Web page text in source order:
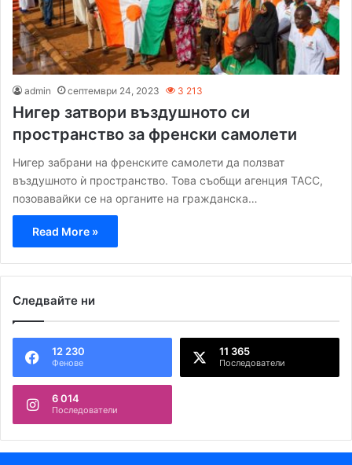
admin септември 24, 2023 3 213
Нигер затвори въздушното си
пространство за френски самолети
Нигер забрани на френските самолети да ползват
въздушното ѝ пространство. Това съобщи агенция ТАСС,
позовавайки се на органите на гражданска…
Read More »
Следвайте ни
12 230
Фенове
11 365
Последователи
6 014
Последователи